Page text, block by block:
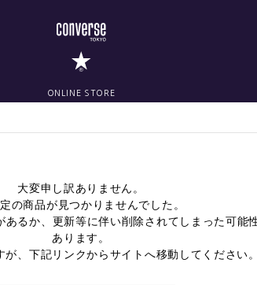
ONLINE STORE
大変申し訳ありません。
の商品が見つかりませんでした。
あるか、更新等に伴い削除されてしまった可能
あります。
が、下記リンクからサイトへ移動してください。